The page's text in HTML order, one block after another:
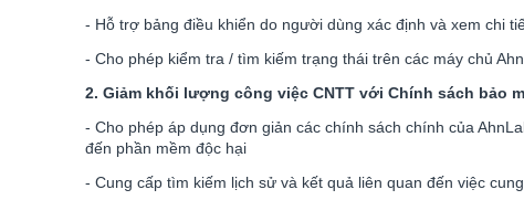
- Hỗ trợ bảng điều khiển do người dùng xác định và xem chi
- Cho phép kiểm tra / tìm kiếm trạng thái trên các máy chủ
2. Giảm khối lượng công việc CNTT với Chính sách bảo
- Cho phép áp dụng đơn giản các chính sách chính của
đến phần mềm độc hại
- Cung cấp tìm kiếm lịch sử và kết quả liên quan đến việc